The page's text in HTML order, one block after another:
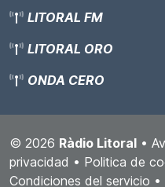
LITORAL FM
LITORAL ORO
ONDA CERO
© 2026 Ràdio Litoral •
privacidad • Politica de
Condiciones del servicio •